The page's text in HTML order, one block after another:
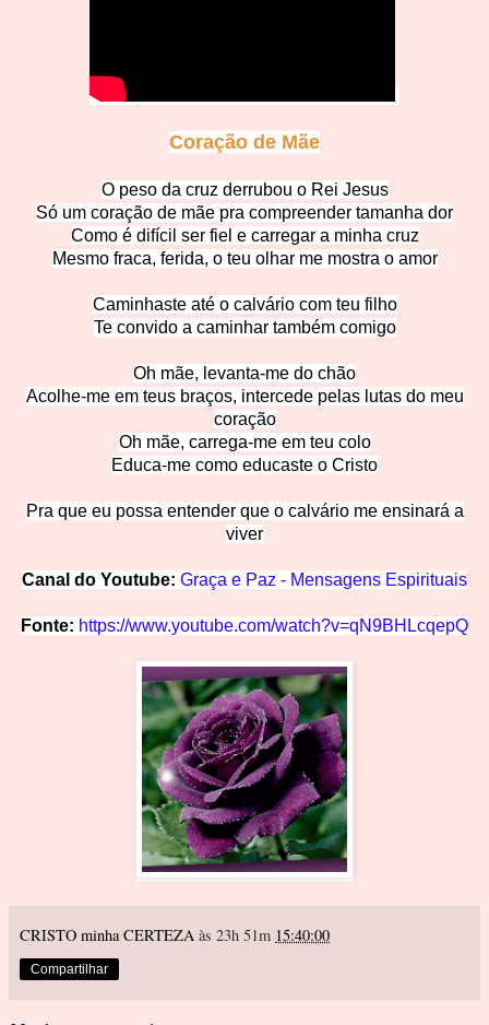
Coração de Mãe
O peso da cruz derrubou oRei Jesus
Só um coração de mãe pra compreender tamanha dor
Como é difícil ser fiel e carregar a minha cruz
Mesmo fraca, ferida, o teu olhar me mostra o amor
Caminhaste até o calvário com teu filho
Te convido a caminhar também comigo
Oh mãe, levanta-me do chão
Acolhe-me em teus braços, intercede pelas lutas do meu
coração
Oh mãe, carrega-me em teu colo
Educa-me como educaste o Cristo
Pra que eu possa entender que o calvário me ensinará a
viver
Canal do Youtube: Graça e Paz - Mensagens Espirituais
Fonte: https://www.youtube.com/watch?v=qN9BHLcqepQ
CRISTO minha CERTEZA às 23h 51m 15:40:00
Compartilhar